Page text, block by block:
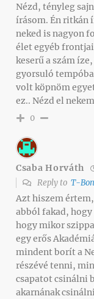
Nézd, tényleg
írásom. Én ritkán
neked is nagyon
élet egyéb
keserű a szám
gyorsuló
volt köpnöm
ez.. Nézd el
0
Csaba Horváth
Reply to T-
Azt hiszem
abból fakad,
hogy mikor
egy erős
mindent borít a
részévé tenni,
csapatot csinálni
akarnának